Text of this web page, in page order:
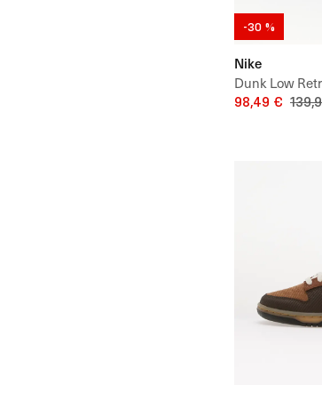
-30 %
Nike
Dunk Low
98,49 €